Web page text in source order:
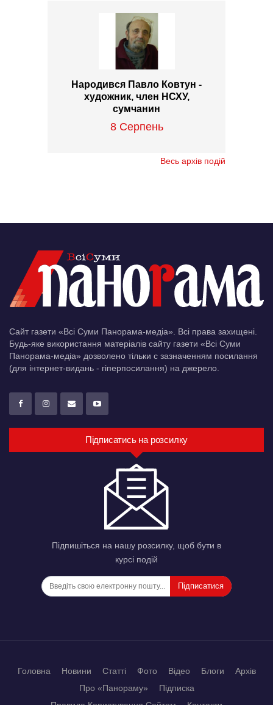
Народився Павло Ковтун -
художник, член НСХУ,
сумчанин
8 Серпень
Весь архів подій
Сайт газети «Всі Суми Панорама-медіа». Всі права захищені.
Будь-яке використання матеріалів сайту газети «Всі Суми
Панорама-медіа» дозволено тільки c зазначенням посилання
(для інтернет-видань - гіперпосилання) на джерело.
Підписатись на розсилку
Підпишіться на нашу розсилку, щоб бути в
курсі подій
Підписатися
Головна Новини Статті Фото Відео Блоги
Архів
Про «Панораму»
Підписка